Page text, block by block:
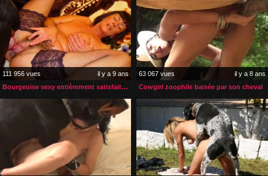
111 956 vues
il y a 9 ans
Bourgeoise sexy entièrement satisfaite par son chien
63 067 vues
il y a 8 ans
Cowgirl zoophile baisée par son cheval